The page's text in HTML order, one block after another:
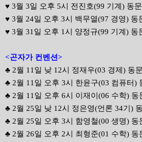
♥ 3월 3일 오후 5시 전진호(99 기계) 동
♥ 3월 24일 오후 3시 백무열(97 경영) 동
♥ 3월 31일 오후 1시 양정규(99 기계) 동
<곤자가 컨벤션>
♣ 2월 11일 낮 12시 정재우(03 경제) 동
♣ 2월 11일 오후 3시 한윤구(03 컴퓨터)
♣ 2월 11일 오후 6시 이재이(06 수학) 동
♣ 2월 25일 낮 12시 정은영(언론 34기)
♣ 2월 25일 오후 3시 함영철(00 생명) 동
♣ 2월 26일 오후 2시 최형준(01 수학) 동